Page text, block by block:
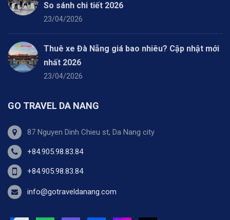
So sánh chi tiết 2026
23/04/2026
Thuê xe Đà Nẵng giá bao nhiêu? Cập nhật mới
nhất 2026
23/04/2026
GO TRAVEL DA NANG
87 Nguyen Dinh Chieu st, Da Nang city
+84.905.98.83.84
+84.905.98.83.84
info@gotraveldanang.com